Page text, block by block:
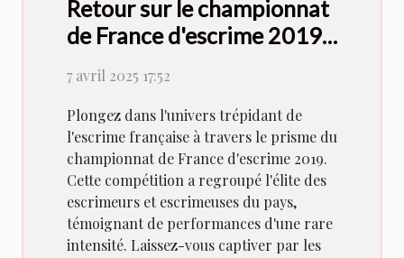
Retour sur le championnat
de France d'escrime 2019 :
compétition et
performances marquantes
7 avril 2025 17:52
Plongez dans l'univers trépidant de
l'escrime française à travers le prisme du
championnat de France d'escrime 2019.
Cette compétition a regroupé l'élite des
escrimeurs et escrimeuses du pays,
témoignant de performances d'une rare
intensité. Laissez-vous captiver par les